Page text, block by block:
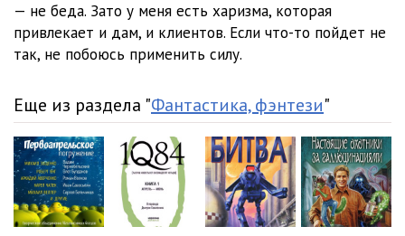
020
021
— не беда. Зато у меня есть харизма, которая
привлекает и дам, и клиентов. Если что-то пойдет не
так, не побоюсь применить силу.
Еще из раздела "Фантастика, фэнтези"